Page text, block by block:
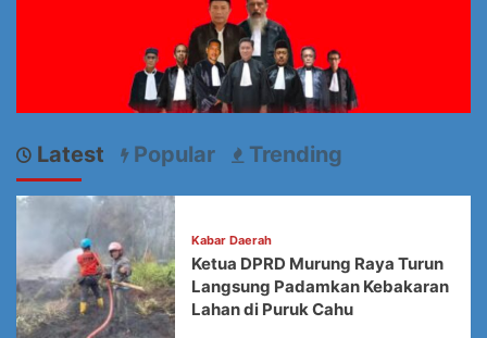
Latest Popular Trending
Kabar Daerah
Ketua DPRD Murung Raya Turun
Langsung Padamkan Kebakaran
Lahan di Puruk Cahu